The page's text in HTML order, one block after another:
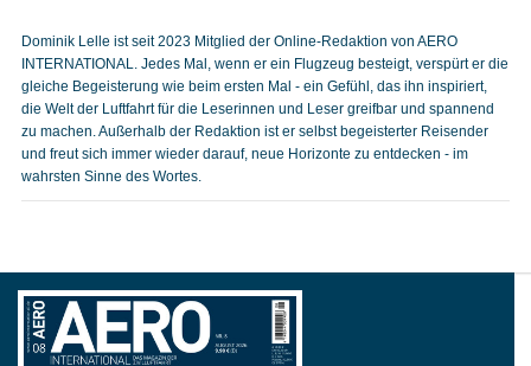
Dominik Lelle ist seit 2023 Mitglied der Online-Redaktion von AERO
INTERNATIONAL. Jedes Mal, wenn er ein Flugzeug besteigt, verspürt er die
gleiche Begeisterung wie beim ersten Mal - ein Gefühl, das ihn inspiriert,
die Welt der Luftfahrt für die Leserinnen und Leser greifbar und spannend
zu machen. Außerhalb der Redaktion ist er selbst begeisterter Reisender
und freut sich immer wieder darauf, neue Horizonte zu entdecken - im
wahrsten Sinne des Wortes.